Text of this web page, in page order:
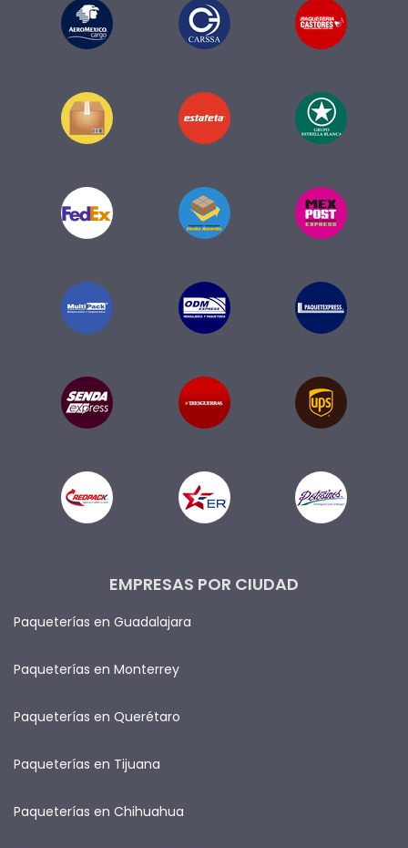
EMPRESAS POR CIUDAD
Paqueterías en Guadalajara
Paqueterías en Monterrey
Paqueterías en Querétaro
Paqueterías en Tijuana
Paqueterías en Chihuahua